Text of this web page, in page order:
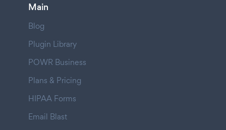
Main
Blog
Plugin Library
POWR Business
Plans & Pricing
HIPAA Forms
Email Blast